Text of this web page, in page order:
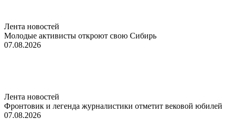
Лента новостей
Молодые активисты откроют свою Сибирь
07.08.2026
Лента новостей
Фронтовик и легенда журналистики отметит вековой юбилей
07.08.2026